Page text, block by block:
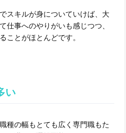
スキルが身についていけば、大
仕事へのやりがいも感じつつ、
ことがほとんどです。
い
種の幅もとても広く専門職もた